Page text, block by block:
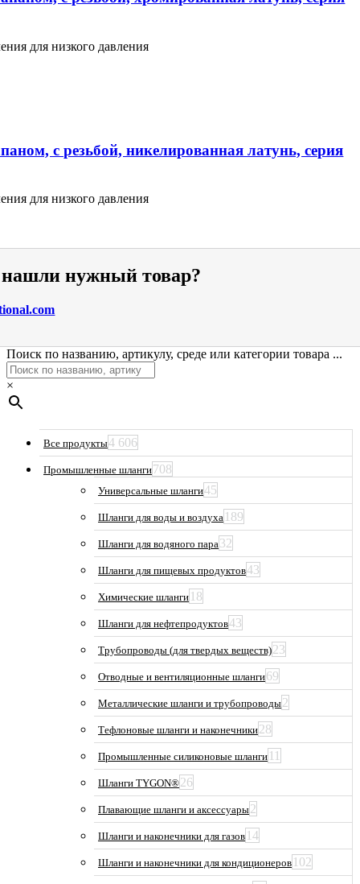
для низкого давления
с резьбой, никелированная латунь, серия
для низкого давления
нужный товар?
Поиск по названию, артикулу, среде или категории товара ...
×
Все продукты4 606
Промышленные шланги708
Универсальные шланги45
Шланги для воды и воздуха 189
Шланги для водяного пара32
Шланги для пищевых продуктов43
Химические шланги 18
Шланги для нефтепродуктов43
Трубопроводы (для твердых веществ)23
Отводные и вентиляционные шланги69
Металлические шланги и трубопроводы2
Тефлоновые шланги и наконечники28
Промышленные силиконовые шланги 11
Шланги TYGON®26
Плавающие шланги и аксессуары2
Шланги и наконечники для газов 14
Шланги и наконечники для кондиционеров 102